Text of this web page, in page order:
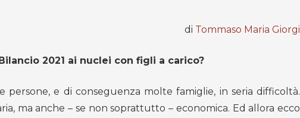
di Tommaso Maria Giorgi
2021 ai nuclei con figli a carico?
e di conseguenza molte famiglie, in seria difficoltà.
ma anche – se non soprattutto – economica. Ed allora ecco